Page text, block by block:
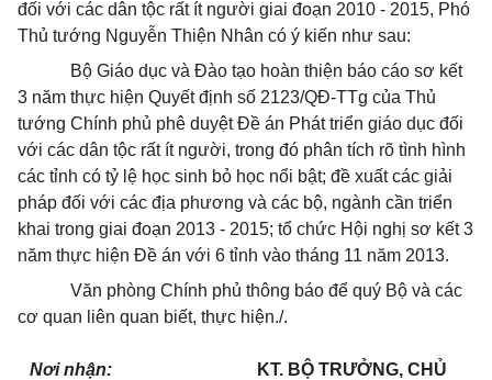
đối với các dân tộc rất ít người giai đoạn 2010 - 2015, Phó
Thủ tướng Nguyễn Thiện Nhân có ý kiến như sau:
Bộ Giáo dục và Đào tạo hoàn thiện báo cáo sơ kết
3 năm thực hiện Quyết định số 2123/QĐ-TTg của Thủ
tướng Chính phủ phê duyệt Đề án Phát triển giáo dục đối
với các dân tộc rất ít người, trong đó phân tích rõ tình hình
các tỉnh có tỷ lệ học sinh bỏ học nổi bật; đề xuất các giải
pháp đối với các địa phương và các bộ, ngành cần triển
khai trong giai đoạn 2013 - 2015; tổ chức Hội nghị sơ kết 3
năm thực hiện Đề án với 6 tỉnh vào tháng 11 năm 2013.
Văn phòng Chính phủ thông báo để quý Bộ và các
cơ quan liên quan biết, thực hiện./.
Nơi nhận:
KT. BỘ TRƯỞNG, CHỦ